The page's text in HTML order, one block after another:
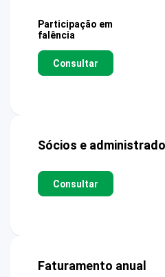
Participação em
falência
Consultar
Sócios e
Consultar
Faturamento anual